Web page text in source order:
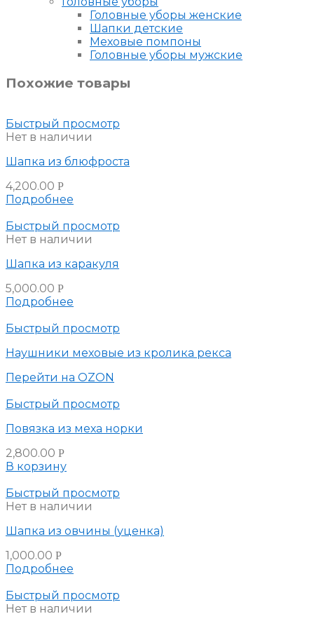
Головные уборы женские
Шапки детские
Меховые помпоны
Головные уборы мужские
Похожие товары
Быстрый просмотр
Нет в наличии
Шапка из блюфроста
4,200.00 Р
Подробнее
Быстрый просмотр
Нет в наличии
Шапка из каракуля
5,000.00 Р
Подробнее
Быстрый просмотр
Наушники меховые из кролика рекса
Перейти на OZON
Быстрый просмотр
Повязка из меха норки
2,800.00 Р
В корзину
Быстрый просмотр
Нет в наличии
Шапка из овчины (уценка)
1,000.00 Р
Подробнее
Быстрый просмотр
Нет в наличии